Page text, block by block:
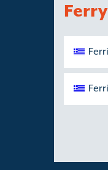
Ferry